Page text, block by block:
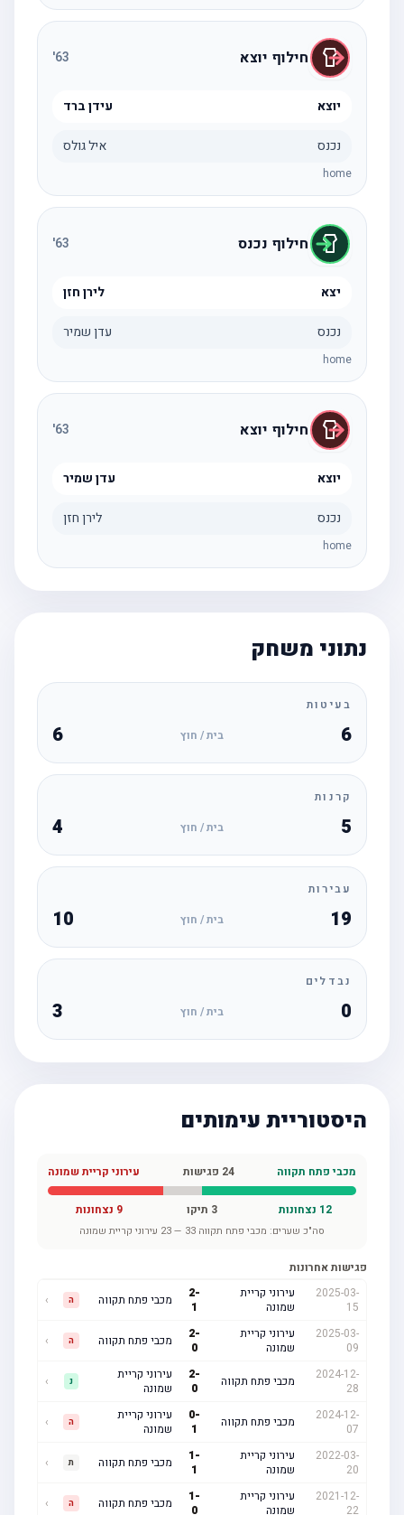
חילוף יוצא 63
'
יוצא עידן ברד
נכנס איל גולס
home
חילוף נכנס 63
'
יצא לירן חזן
נכנס עדן שמיר
home
חילוף יוצא 63
'
יוצא עדן שמיר
נכנס לירן חזן
home
נתוני משחק
בעיטות
בית / חוץ
קרנות
בית / חוץ
עבירות
19 בית / חוץ 10
נבדלים
בית / חוץ
היסטוריית עימותים
מכבי פתח תקווה 24פגישות עירוני קריית שמונה
12נצחונות תיקו נצחונות
סה"כ שערים:מכבי פתח תקווה 33
—
23 עירוני קריית שמונה
פגישות אחרונות
2025-03-
עירוני קריית
שמונה
מכבי פתח תקווה
2025-03-
עירוני קריית
שמונה
מכבי פתח תקווה
2024-12-
מכבי פתח תקווה
עירוני קריית
שמונה
2024-12-
מכבי פתח תקווה
עירוני קריית
שמונה
2022-03-
עירוני קריית
שמונה
מכבי פתח תקווה
2021-12-
22
עירוני קריית
שמונה
מכבי פתח תקווה